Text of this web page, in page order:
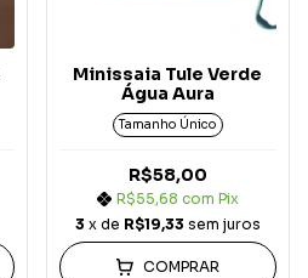
Minissaia Tule Verde
Água Aura
Tamanho Único
R$58,00
R$55,68 com Pix
3 x de R$19,33 sem juros
COMPRAR